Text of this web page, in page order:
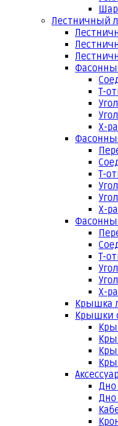
Лестничный
Т-
Х-
Т-
Х-
Т-
Х-
Крышка
Крышки
Дно
Дно